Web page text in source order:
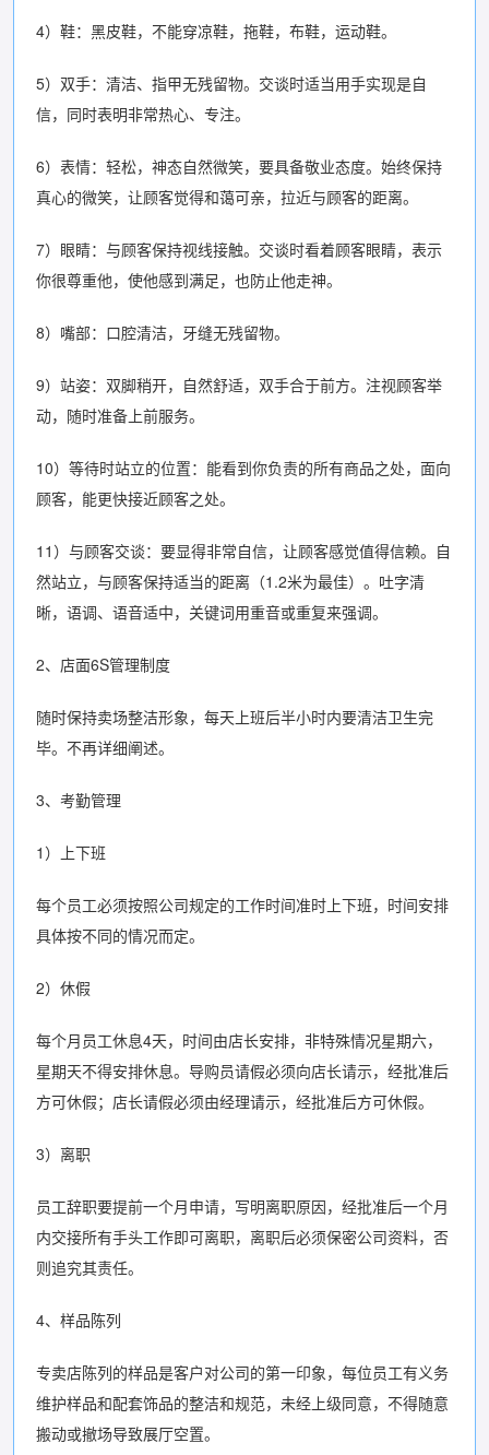
4）鞋：黑皮鞋，不能穿凉鞋，拖鞋，布鞋，运动鞋。
5）双手：清洁、指甲无残留物。交谈时适当用手实现是自
信，同时表明非常热心、专注。
6）表情：轻松，神态自然微笑，要具备敬业态度。始终保持
真心的微笑，让顾客觉得和蔼可亲，拉近与顾客的距离。
7）眼睛：与顾客保持视线接触。交谈时看着顾客眼睛，表示
你很尊重他，使他感到满足，也防止他走神。
8）嘴部：口腔清洁，牙缝无残留物。
9）站姿：双脚稍开，自然舒适，双手合于前方。注视顾客举
动，随时准备上前服务。
10）等待时站立的位置：能看到你负责的所有商品之处，面向
顾客，能更快接近顾客之处。
11）与顾客交谈：要显得非常自信，让顾客感觉值得信赖。自
然站立，与顾客保持适当的距离（1.2米为最佳）。吐字清
晰，语调、语音适中，关键词用重音或重复来强调。
2、店面6S管理制度
随时保持卖场整洁形象，每天上班后半小时内要清洁卫生完
毕。不再详细阐述。
3、考勤管理
1）上下班
每个员工必须按照公司规定的工作时间准时上下班，时间安排
具体按不同的情况而定。
2）休假
每个月员工休息4天，时间由店长安排，非特殊情况星期六，
星期天不得安排休息。导购员请假必须向店长请示，经批准后
方可休假；店长请假必须由经理请示，经批准后方可休假。
3）离职
员工辞职要提前一个月申请，写明离职原因，经批准后一个月
内交接所有手头工作即可离职，离职后必须保密公司资料，否
则追究其责任。
4、样品陈列
专卖店陈列的样品是客户对公司的第一印象，每位员工有义务
维护样品和配套饰品的整洁和规范，未经上级同意，不得随意
搬动或撤场导致展厅空置。